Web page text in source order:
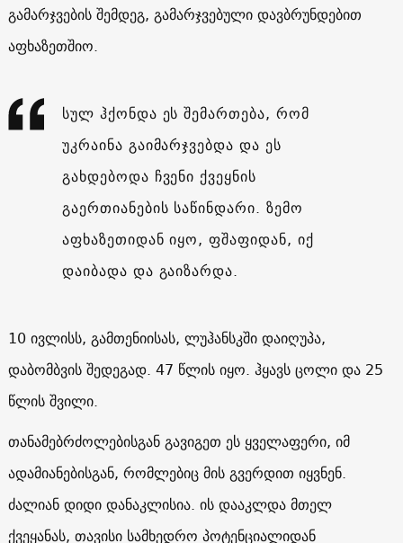
გამარჯვების შემდეგ, გამარჯვებული დავბრუნდებით
აფხაზეთშიო.
სულ ჰქონდა ეს შემართება, რომ
უკრაინა გაიმარჯვებდა და ეს
გახდებოდა ჩვენი ქვეყნის
გაერთიანების საწინდარი. ზემო
აფხაზეთიდან იყო, ფშაფიდან, იქ
დაიბადა და გაიზარდა.
10 ივლისს, გამთენიისას, ლუჰანსკში დაიღუპა,
დაბომბვის შედეგად. 47 წლის იყო. ჰყავს ცოლი და 25
წლის შვილი.
თანამებრძოლებისგან გავიგეთ ეს ყველაფერი, იმ
ადამიანებისგან, რომლებიც მის გვერდით იყვნენ.
ძალიან დიდი დანაკლისია. ის დააკლდა მთელ
ქვეყანას, თავისი სამხედრო პოტენციალიდან